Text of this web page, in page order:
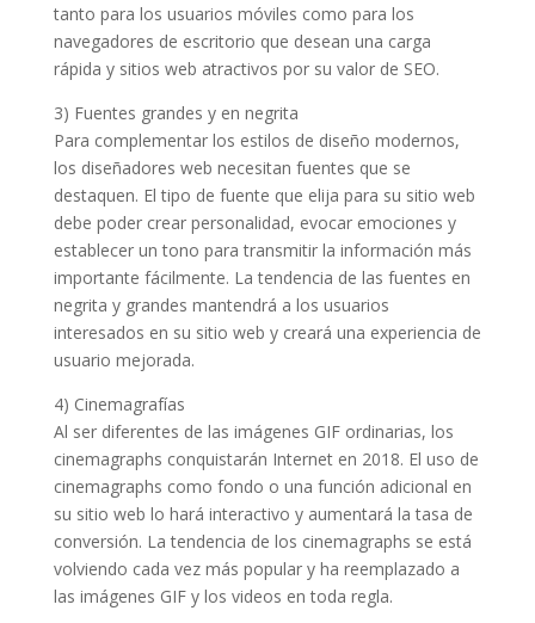
tanto para los usuarios móviles como para los
navegadores de escritorio que desean una carga
rápida y sitios web atractivos por su valor de SEO.
3) Fuentes grandes y en negrita
Para complementar los estilos de diseño modernos,
los diseñadores web necesitan fuentes que se
destaquen. El tipo de fuente que elija para su sitio web
debe poder crear personalidad, evocar emociones y
establecer un tono para transmitir la información más
importante fácilmente. La tendencia de las fuentes en
negrita y grandes mantendrá a los usuarios
interesados ​​en su sitio web y creará una experiencia de
usuario mejorada.
4) Cinemagrafías
Al ser diferentes de las imágenes GIF ordinarias, los
cinemagraphs conquistarán Internet en 2018. El uso de
cinemagraphs como fondo o una función adicional en
su sitio web lo hará interactivo y aumentará la tasa de
conversión. La tendencia de los cinemagraphs se está
volviendo cada vez más popular y ha reemplazado a
las imágenes GIF y los videos en toda regla.